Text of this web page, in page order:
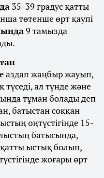
35-39 градус қатты
төтенше өрт қаупі
9 тамызда
аздап жаңбыр жауып,
ал түнде және
тұман болады деп
батыстан соққан
оңтүстігінде 15-
батысында,
қатты ыстық болып,
жоғары өрт